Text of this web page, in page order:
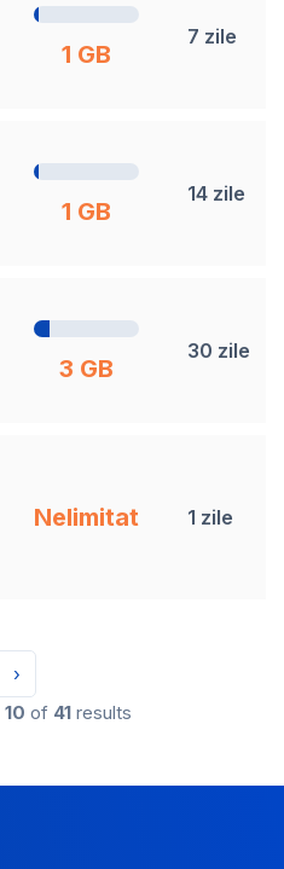
1 GB
7 zile
1 GB
14 zile
3 GB
30 zile
Nelimitat 1 zile
›
10 of 41 results